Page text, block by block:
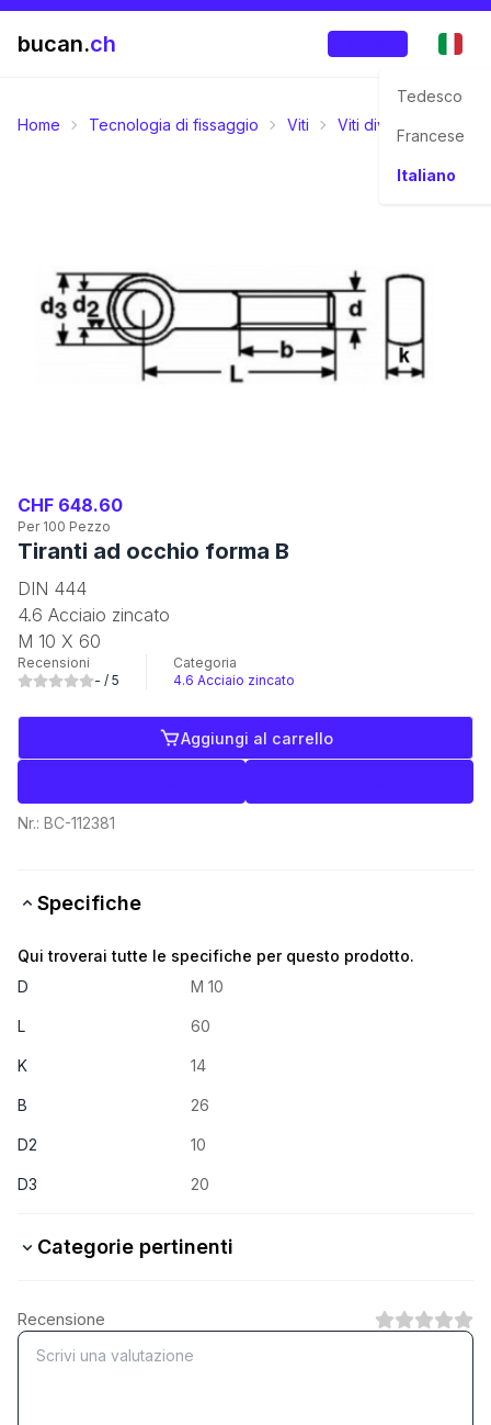
bucan.ch
Tedesco
Francese
Italiano
Home Tecnologia di fissaggio Viti Viti diversi
CHF 648.60
Per 100 Pezzo
Tiranti ad occhio forma B
DIN 444
4.6 Acciaio zincato
M 10 X 60
Recensioni
- / 5
Categoria
4.6 Acciaio zincato
Aggiungi al carrello
Nr.: BC-112381
Specifiche
Qui troverai tutte le specifiche per questo prodotto.
D
M 10
L 60
K 14
B 26
D2 10
D3 20
Categorie pertinenti
4.6 Stahl verzinkt
Recensione